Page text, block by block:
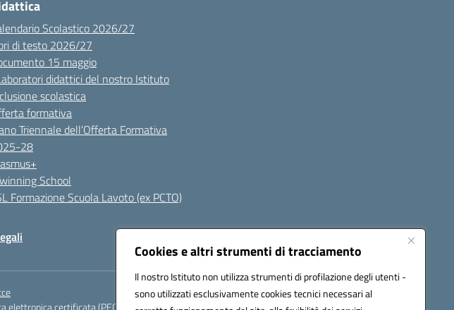
Cookies e altri strumenti di tracciamento
Il nostro Istituto non utilizza strumenti di profilazione degli utenti -
sono utilizzati esclusivamente cookies tecnici necessari al
Scolastico 2026/27
di testo 2026/27
15 maggio
didattici del nostro Istituto
scolastica
formativa
Triennale dell’Offerta Formativa
28
School
Formazione Scuola Lavoto (ex PCTO)
Seguici su:
elettronica certificata (PEC): leis03400t@pec.istruzione.it